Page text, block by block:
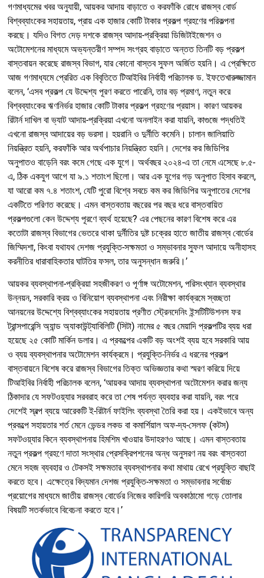
গণমাধ্যমের খবর অনুযায়ী, আয়কর আদায় বাড়াতে ও করফাঁকি রোধে রাজস্ব বোর্ড
বিশ্বব্যাংকের সহায়তায়, প্রায় এক হাজার কোটি টাকার প্রকল্প গ্রহণের পরিকল্পনা
করছে। যদিও বিগত দেড় দশকে রাজস্ব আদায়-প্রক্রিয়া ডিজিটাইজেশন ও
অটোমেশনের মাধ্যমে অভ্যন্তরীণ সম্পদ সংগ্রহ বাড়াতে অন্তত তিনটি বড় প্রকল্প
বাস্তবায়ন করেছে রাজস্ব বিভাগ, যার কোনো বাস্তব সুফল অর্জিত হয়নি। এ প্রেক্ষিতে
আজ গণমাধ্যমে প্রেরিত এক বিবৃতিতে টিআইবির নির্বাহী পরিচালক ড. ইফতেখারুজ্জামান
বলেন, ‘এসব প্রকল্প যে উদ্দেশ্য পূরণ করতে পারেনি, তার বড় প্রমাণ, নতুন করে
বিশ্বব্যাংকের ঋণনির্ভর হাজার কোটি টাকার প্রকল্প গ্রহণের প্রয়াস। কারণ আয়কর
রিটার্ন দাখিল বা ভ্যাট আদায়-প্রক্রিয়া এখনো অনলাইন করা যায়নি, কাগুজে পদ্ধতিই
এখনো রাজস্ব আদায়ের বড় ভরসা। হয়রানি ও দুর্নীতি কমেনি। চালান জালিয়াতি
নিয়ন্ত্রিত হয়নি, করফাঁকি আর অর্থপাচার নিয়ন্ত্রিত হয়নি। দেশের কর জিডিপির
অনুপাতও বাড়েনি বরং কমে গেছে এক যুগে। অর্থবছর ২০২৪-এ তা নেমে এসেছে ৮.৫-
এ, ঠিক একযুগ আগে যা ৯.১ শতাংশ ছিলো। আর এক যুগের গড় অনুপাত হিসাব করলে,
যা আরো কম ৭.৪ শতাংশ, যেটি পুরো বিশ্বে সবচে কম কর জিডিপির অনুপাতের দেশের
একটিতে পরিণত করেছে। এমন বাস্তবতায় বছরের পর বছর ধরে বাস্তবায়িত
প্রকল্পগুলো কেন উদ্দেশ্য পূরণে ব্যর্থ হয়েছে? এর পেছনের কারণ বিশেষ করে এর
কতোটা রাজস্ব বিভাগের ভেতরে থাকা দুর্নীতির দুষ্ট চক্রের হাতে জাতীয় রাজস্ব বোর্ডের
জিম্মিদশা, কিংবা যথাযথ দেশজ প্রযুক্তি-সক্ষমতা ও সম্ভাবনার সুফল আদায়ে অনীহাসহ
করনীতির ধারাবাহিকতার ঘাটতির ফসল, তার অনুসন্ধান জরুরি।’
আয়কর ব্যবস্থাপনা-প্রক্রিয়া সহজীকরণ ও পূর্ণাঙ্গ অটোমেশন, পরিসংখ্যান ব্যবস্থার
উন্নয়ন, সরকারি ক্রয় ও বিনিয়োগ ব্যবস্থাপনা এবং নিরীক্ষা কার্যক্রমে স্বচ্ছতা
আনয়নের উদ্দেশ্যে বিশ্বব্যাংকের সহায়তায় প্রণীত স্ট্রেনদেনিং ইন্সটিটিউশনস ফর
ট্রান্সপারেন্সি অ্যান্ড অ্যাকাউন্ট্যাবিলিটি (সিটা) নামের ৫ বছর মেয়াদি প্রকল্পটির ব্যয় ধরা
হয়েছে ২৫ কোটি মার্কিন ডলার। এ প্রকল্পের একটি বড় অংশই ব্যয় হবে সরকারি আয়
ও ব্যয় ব্যবস্থাপনার অটোমেশন কার্যক্রমে। প্রযুক্তি-নির্ভর এ ধরনের প্রকল্প
বাস্তবায়নে বিশেষ করে রাজস্ব বিভাগের তিক্ত অভিজ্ঞতার কথা স্মরণ করিয়ে দিয়ে
টিআইবির নির্বাহী পরিচালক বলেন, ‘আয়কর আদায় ব্যবস্থাপনা অটোমেশন করার জন্য
ঠিকাদার যে সফটওয়্যার সরবরাহ করে তা শেষ পর্যন্ত ব্যবহার করা যায়নি, বরং পরে
দেশেই স্বল্প ব্যয়ে আরেকটি ই-রিটার্ন ফাইলিং ব্যবস্থা তৈরি করা হয়। একইভাবে অন্য
প্রকল্পে সহায়তার শর্ত মেনে ভেন্ডর লকড বা কমার্শিয়াল অফ-দ্য-সেলফ (কটস)
সফটওয়্যার কিনে ব্যবস্থাপনায় হিমশিম খাওয়ার উদাহরণও আছে। এমন বাস্তবতায়
নতুন প্রকল্প গ্রহণে দাতা সংস্থার প্রেসক্রিপশনের অন্ধ অনুসরণ নয় বরং বাস্তবতা
মেনে সহজ ব্যবহার ও টেকসই সক্ষমতার ব্যবস্থাপনার কথা মাথায় রেখে প্রযুক্তি বাছাই
করতে হবে। এক্ষেত্রে বিদ্যমান দেশজ প্রযুক্তি-সক্ষমতা ও সম্ভাবনার সর্বোচ্চ
প্রয়োগের মাধ্যমে জাতীয় রাজস্ব বোর্ডের নিজের কারিগরি অবকাঠামো গড়ে তোলার
বিষয়টি সতর্কভাবে বিবেচনা করতে হবে।’